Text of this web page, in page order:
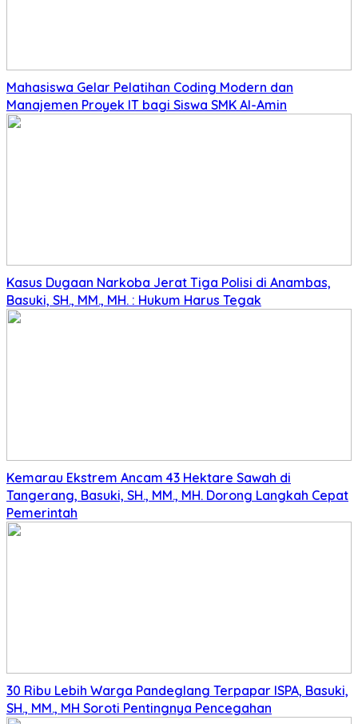
Mahasiswa Gelar Pelatihan Coding Modern dan
Manajemen Proyek IT bagi Siswa SMK Al-Amin
Kasus Dugaan Narkoba Jerat Tiga Polisi di Anambas,
Basuki, SH., MM., MH. : Hukum Harus Tegak
Kemarau Ekstrem Ancam 43 Hektare Sawah di
Tangerang, Basuki, SH., MM., MH. Dorong Langkah Cepat
Pemerintah
30 Ribu Lebih Warga Pandeglang Terpapar ISPA, Basuki,
SH., MM., MH Soroti Pentingnya Pencegahan